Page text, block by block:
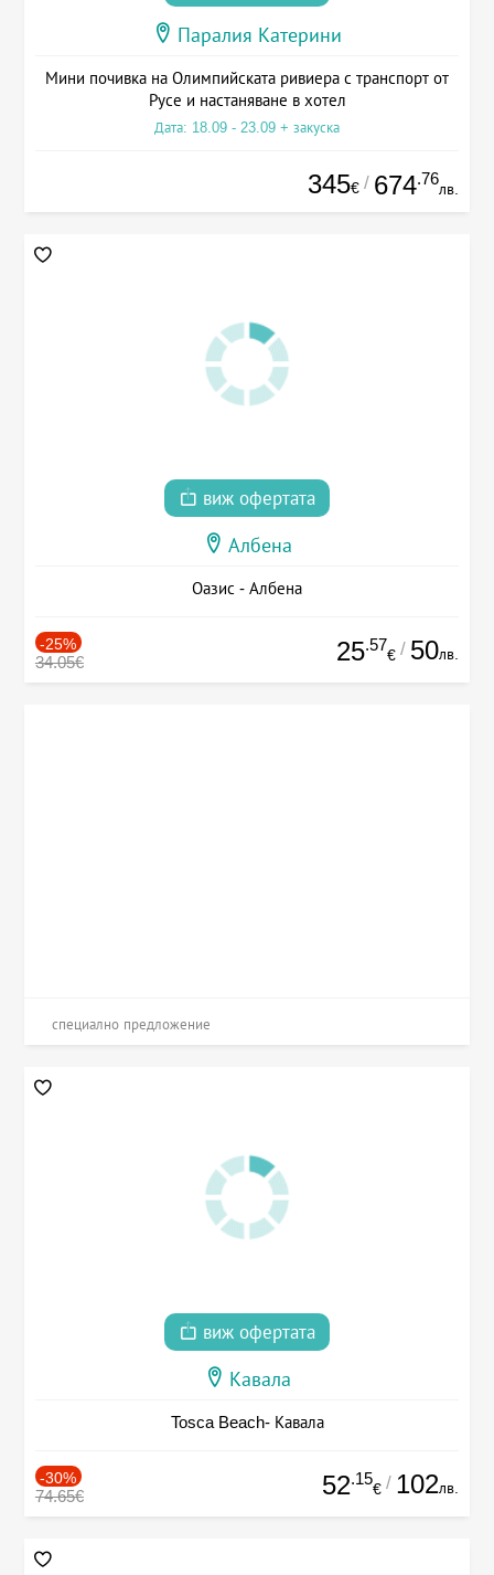
Паралия Катерини
Мини почивка на Олимпийската ривиера с транспорт от
Русе и настаняване в хотел
Дата: 18.09 - 23.09 + закуска
345€ / 674.76
лв.
виж офертата
Албена
Оазис - Албена
-25%
34.05€ 25.57
€ / 50лв.
специално предложение
виж офертата
Кавала
Tosca Beach- Кавала
-30%
74.65€ 52.15
€ / 102лв.